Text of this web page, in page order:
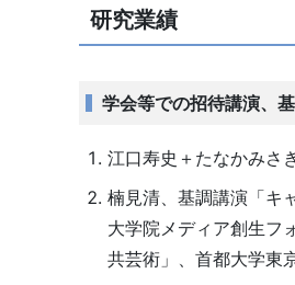
研究業績
学会等での招待講演、
江口寿史＋たなかみさ
楠見清、基調講演「キ
大学院メディア創生
共芸術」、首都大学東